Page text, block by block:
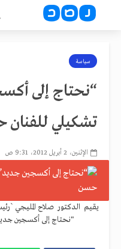
سياسة
“نحتاج إلى
تشكيلي
الإثنين، 2 أبريل 2012، 9:31 ص
يقيم الدكتور صلاح المليجي
"نحتاج إلى أكسجين